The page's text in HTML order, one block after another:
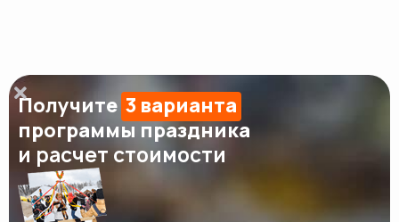
Получите 3 варианта
программы праздника
и расчет стоимости